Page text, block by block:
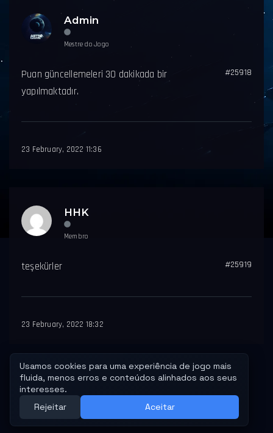
Admin
Mestre do Jogo
#25918
Puan güncellemeleri 30 dakikada bir
yapılmaktadır.
23 February, 2022 11:36
HHK
Membro
#25919
teşekürler
23 February, 2022 18:32